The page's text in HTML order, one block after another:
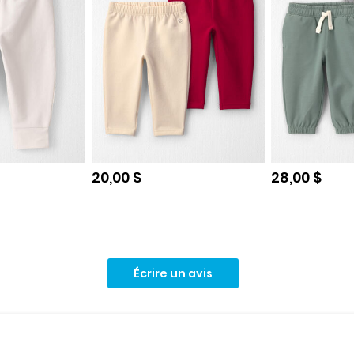
Prix de solde
20,00 $ Prix de solde
28,00 $
Écrire un avis